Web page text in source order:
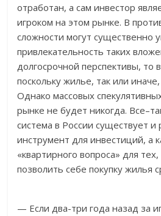
отработан, а сам инвестор
игроком на этом рынке. В
сложности могут существенно
привлекательность таких
долгосрочной перспективы, то
поскольку жилье, так или
Однако массовых
рынке не будет никогда.
система в России существует и
инструмент для инвестиций, а
«квартирного вопроса» для
позволить себе покупку жилья
— Если два-три года назад за